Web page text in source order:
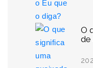
O
de